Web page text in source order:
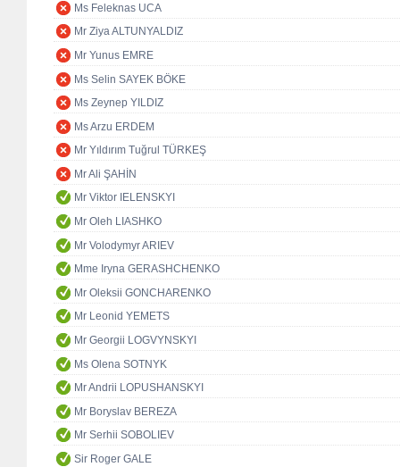
Ms Feleknas UCA
Mr Ziya ALTUNYALDIZ
Mr Yunus EMRE
Ms Selin SAYEK BÖKE
Ms Zeynep YILDIZ
Ms Arzu ERDEM
Mr Yıldırım Tuğrul TÜRKEŞ
Mr Ali ŞAHİN
Mr Viktor IELENSKYI
Mr Oleh LIASHKO
Mr Volodymyr ARIEV
Mme Iryna GERASHCHENKO
Mr Oleksii GONCHARENKO
Mr Leonid YEMETS
Mr Georgii LOGVYNSKYI
Ms Olena SOTNYK
Mr Andrii LOPUSHANSKYI
Mr Boryslav BEREZA
Mr Serhii SOBOLIEV
Sir Roger GALE